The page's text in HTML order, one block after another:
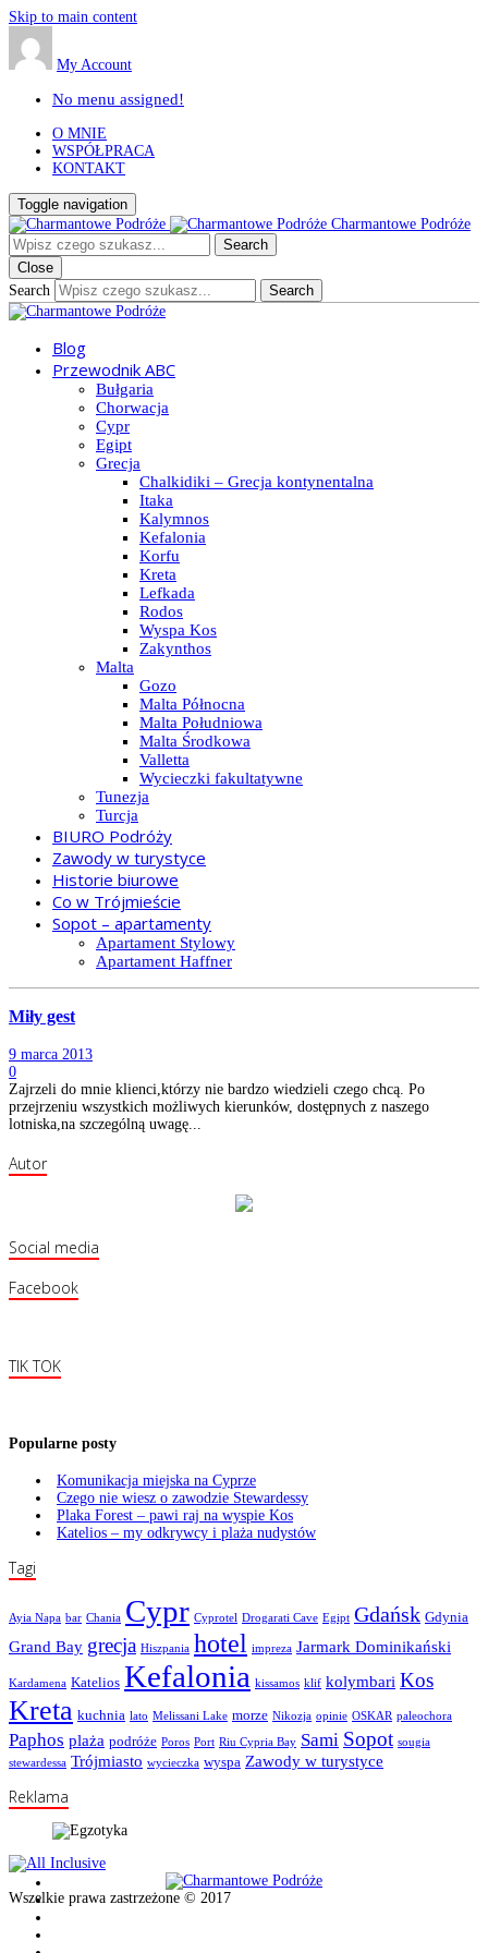
Skip to main content
My Account
No menu assigned!
O MNIE
WSPÓŁPRACA
KONTAKT
Toggle navigation
Charmantowe Podróże
Close
Search
Blog
Przewodnik ABC
Bułgaria
Chorwacja
Cypr
Egipt
Grecja
Chalkidiki – Grecja kontynentalna
Itaka
Kalymnos
Kefalonia
Korfu
Kreta
Lefkada
Rodos
Wyspa Kos
Zakynthos
Malta
Gozo
Malta Północna
Malta Południowa
Malta Środkowa
Valletta
Wycieczki fakultatywne
Tunezja
Turcja
BIURO Podróży
Zawody w turystyce
Historie biurowe
Co w Trójmieście
Sopot – apartamenty
Apartament Stylowy
Apartament Haffner
Miły gest
9 marca 2013
0
Zajrzeli do mnie klienci,którzy nie bardzo wiedzieli czego chcą. Po
przejrzeniu wszystkich możliwych kierunków, dostępnych z naszego
lotniska,na szczególną uwagę...
Autor
Social media
Facebook
TIK TOK
Popularne posty
Komunikacja miejska na Cyprze
Czego nie wiesz o zawodzie Stewardessy
Plaka Forest – pawi raj na wyspie Kos
Katelios – my odkrywcy i plaża nudystów
Tagi
Ayia Napa bar Chania Cypr Cyprotel Drogarati Cave Egipt Gdańsk Gdynia
Grand Bay grecja Hiszpania hotel impreza Jarmark Dominikański
Kardamena Katelios Kefalonia kissamos klif kolymbari Kos
Kreta kuchnia lato Melissani Lake morze Nikozja opinie OSKAR paleochora
Paphos plaża podróże Poros Port Riu Cypria Bay Sami Sopot sougia
stewardessa Trójmiasto wycieczka wyspa Zawody w turystyce
Reklama
Wszelkie prawa zastrzeżone © 2017